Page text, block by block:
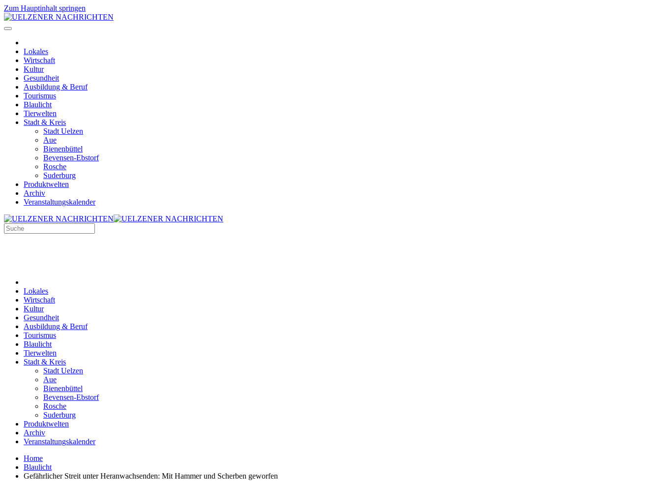
Zum Hauptinhalt springen
Lokales
Wirtschaft
Kultur
Gesundheit
Ausbildung & Beruf
Tourismus
Blaulicht
Tierwelten
Stadt & Kreis
Stadt Uelzen
Aue
Bienenbüttel
Bevensen-Ebstorf
Rosche
Suderburg
Produktwelten
Archiv
Veranstaltungskalender
Lokales
Wirtschaft
Kultur
Gesundheit
Ausbildung & Beruf
Tourismus
Blaulicht
Tierwelten
Stadt & Kreis
Stadt Uelzen
Aue
Bienenbüttel
Bevensen-Ebstorf
Rosche
Suderburg
Produktwelten
Archiv
Veranstaltungskalender
Home
Blaulicht
Gefährlicher Streit unter Heranwachsenden: Mit Hammer und Scherben geworfen